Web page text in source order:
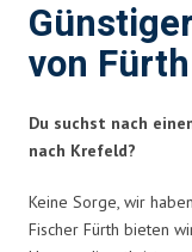
von
Du suchst nach
nach Krefeld?
Keine Sorge, wir
Fischer Fürth bieten